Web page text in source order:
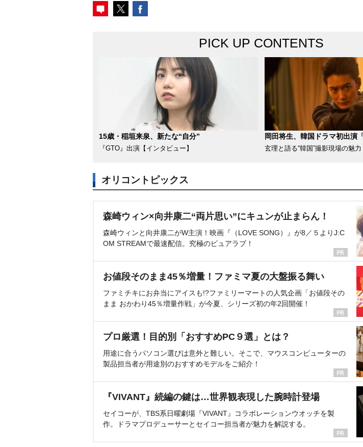
PICK UP CONTENTS
15歳・稲垣来泉、新たな“自分”
『GTO』出演【インタビュー】
岡田将生、韓国ドラマ初出演
玄理と語る“韓国”撮影現場の魅力
オリコントピックス
森崎ウィン×向井康二“両片思い”にキュンが止まらん！
森崎ウィンと向井康二がW主演！映画『（LOVE SONG）』が8／５よりJ:C
OM STREAMで最速配信。究極のピュアラブ！
お値段そのまま45％増量！ファミマ夏の大盤振る舞い
ファミチキにお弁当にアイスも!?ファミリーマートの人気企画「お値段その
まま おかわり45％増量作戦」が今夏、シリーズ初の年2回開催！
プロ厳選！目的別「おすすめPC９選」とは？
用途に合うパソコン選びは意外と難しい。そこで、マウスコンピューターの
製品担当者が用途別のおすすめモデルをご紹介！
『VIVANT』続編の鍵は…世界観表現した腕時計登場
セイコーが、TBS系日曜劇場『VIVANT』コラボレーションウオッチを製
作。ドラマプロデューサーとセイコー担当者が魅力を解説する。